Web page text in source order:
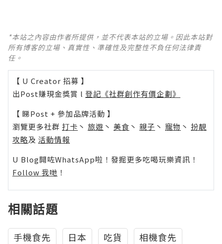
*本站之內容由作者所提供，並不代表本站的立場。因此本站對
所有博客的立場、真實性、準確性及完整性不負任何法律責
任。
【 U Creator 招募 】
出Post賺現金獎賞 l 登記《社群創作有價企劃》
【 睇Post + 參加品牌活動 】
瀏覽更多社群 打卡 丶 旅遊 丶 美食 丶 親子 丶 寵物 丶 扮靚
攻略及 活動情報
U Blog開咗WhatsApp啦！發掘更多吃喝玩樂資訊！
Follow 我哋 ！
相關話題
手機食先 日本 吃貨
相機食先